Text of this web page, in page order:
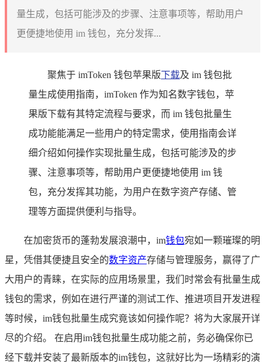
量生成，包括可能涉及的步骤、注意事项等，帮助用户
更便捷地使用 im 钱包，充分发挥...
聚焦于 imToken 钱包苹果版下载及 im 钱包批
量生成使用指南，imToken 作为知名数字钱包，苹
果版下载有其特定流程与要求，而 im 钱包批量生
成功能能满足一些用户的特定需求，使用指南会详
细介绍如何操作实现批量生成，包括可能涉及的步
骤、注意事项等，帮助用户更便捷地使用 im 钱
包，充分发挥其功能，为用户在数字资产存储、管
理等方面提供便利与指导。
在加密货币的蓬勃发展浪潮中，im钱包宛如一颗璀璨的明
星，凭借其便捷且安全的数字资产存储与管理服务，赢得了广
大用户的青睐，在实际的应用场景里，我们时常会有批量生成
钱包的需求，例如在进行严谨的测试工作、推进项目开发进程
等时候，im钱包批量生成究竟该如何操作呢？将为大家展开详
尽的介绍。 在启用im钱包批量生成功能之前，务必确保你已
经下载并安装了最新版本的im钱包，这就好比为一场精彩的演